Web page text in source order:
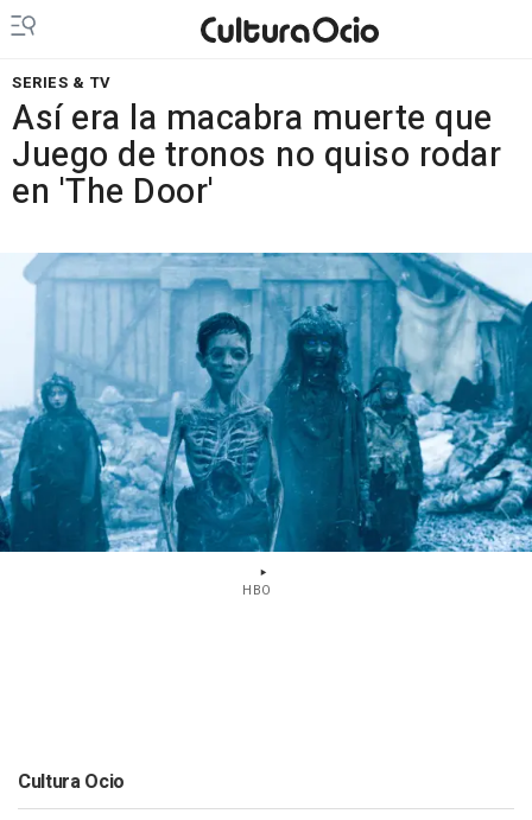
SERIES & TV
Así era la macabra muerte que
Juego de tronos no quiso rodar
en 'The Door'
HBO
Cultura Ocio